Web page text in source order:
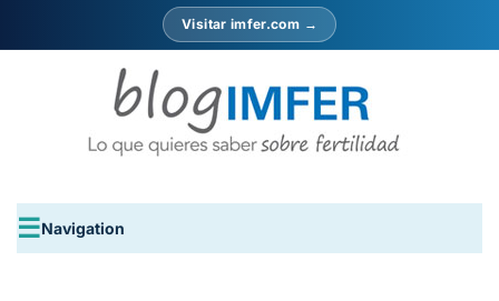
Visitar imfer.com →
Navigation